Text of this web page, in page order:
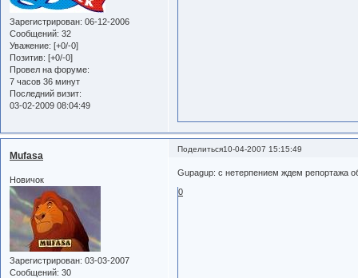
Зарегистрирован: 06-12-2006
Сообщений: 32
Уважение: [+0/-0]
Позитив: [+0/-0]
Провел на форуме:
7 часов 36 минут
Последний визит:
03-02-2009 08:04:49
Поделиться10-04-2007 15:15:49
Mufasa
Новичок
Зарегистрирован: 03-03-2007
Сообщений: 30
Gupagup: с нетерпением ждем репортажа
0